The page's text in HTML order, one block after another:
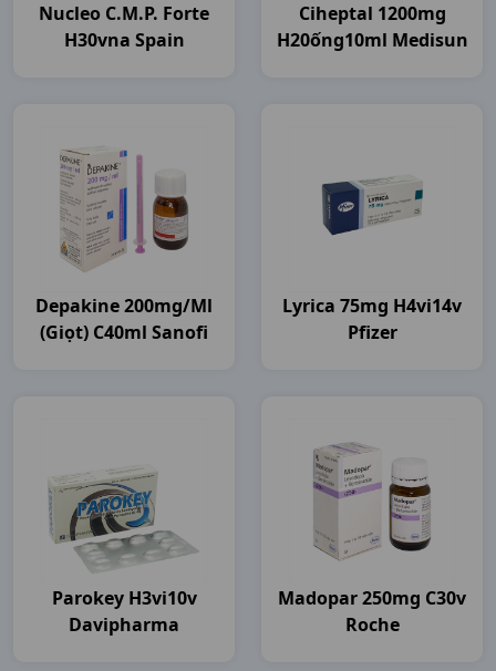
Nucleo C.m.p. Forte
H30vna Spain
Ciheptal 1200mg
H20ống10ml Medisun
Depakine 200mg/ml
(giọt) C40ml Sanofi
Lyrica 75mg H4vi14v
Pfizer
Parokey H3vi10v
Davipharma
Madopar 250mg C30v
Roche